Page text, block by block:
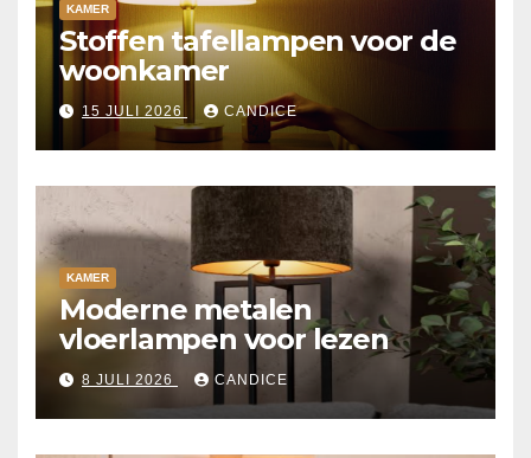
KAMER
Stoffen tafellampen voor de
woonkamer
15 JULI 2026 CANDICE
KAMER
Moderne metalen
vloerlampen voor lezen
8 JULI 2026 CANDICE